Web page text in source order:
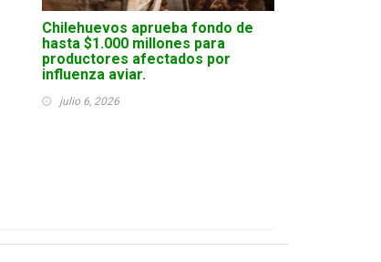
Chilehuevos aprueba fondo de
hasta $1.000 millones para
productores afectados por
influenza aviar.
julio 6, 2026